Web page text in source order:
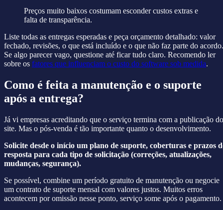
Preços muito baixos costumam esconder custos extras e
falta de transparência.
Liste todas as entregas esperadas e peça orçamento detalhado: valor
fechado, revisões, o que está incluído e o que não faz parte do acordo.
Se algo parecer vago, questione até ficar tudo claro. Recomendo ler
sobre os fatores que influenciam o custo do software sob medida.
Como é feita a manutenção e o suporte
após a entrega?
Já vi empresas acreditando que o serviço termina com a publicação do
site. Mas o pós-venda é tão importante quanto o desenvolvimento.
Solicite desde o início um plano de suporte, coberturas e prazos
resposta para cada tipo de solicitação (correções, atualizações,
mudanças, segurança).
Se possível, combine um período gratuito de manutenção ou negocie
um contrato de suporte mensal com valores justos. Muitos erros
acontecem por omissão nesse ponto, serviço some após o pagamento.